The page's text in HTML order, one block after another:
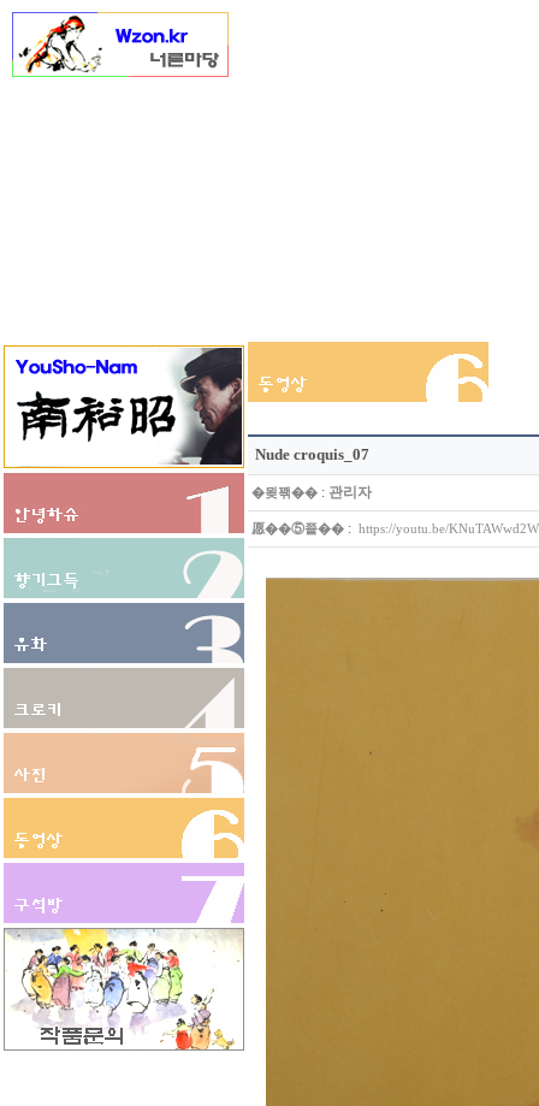
Nude croquis_07
�묒꽦�� : 관리자
愿��⑤쭅�� : https://youtu.be/